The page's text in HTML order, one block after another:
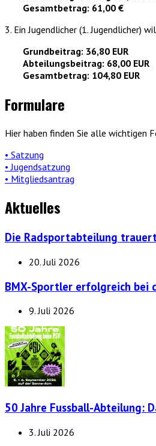
Gesamtbetrag: 61,00 €
3. Ein Jugendlicher (1. Jugendlicher)
Grundbeitrag: 36,80 EUR
Abteilungsbeitrag: 68,00 EUR
Gesamtbetrag: 104,80 EUR
Formulare
Hier haben finden Sie alle
• Satzung
• Jugendsatzung
• Mitgliedsantrag
Aktuelles
Die Radsportabteilung
20. Juli 2026
BMX-Sportler erfolgreich bei
9. Juli 2026
50 Jahre Fussball-Abteilung:
3. Juli 2026